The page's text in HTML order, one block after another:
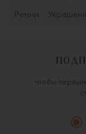
Ремни
Чтобы